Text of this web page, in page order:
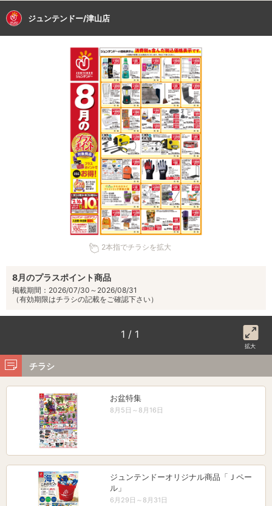
ジュンテンドー/津山店
2本指でチラシを拡大
8月のプラスポイント商品
掲載期間：2026/07/30～2026/08/31
（有効期限はチラシの記載をご確認下さい）
1 / 1
拡大
チラシ
お盆特集
8月5日～8月16日
ジュンテンドーオリジナル商品「Ｊペー
ル」
6月29日～8月31日